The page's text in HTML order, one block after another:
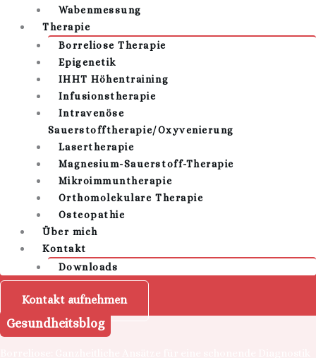
Wabenmessung
Therapie
Borreliose Therapie
Epigenetik
IHHT Höhentraining
Infusionstherapie
Intravenöse
Sauerstofftherapie/Oxyvenierung
Lasertherapie
Magnesium-Sauerstoff-Therapie
Mikroimmuntherapie
Orthomolekulare Therapie
Osteopathie
Über mich
Kontakt
Downloads
Kontakt aufnehmen
Gesundheitsblog